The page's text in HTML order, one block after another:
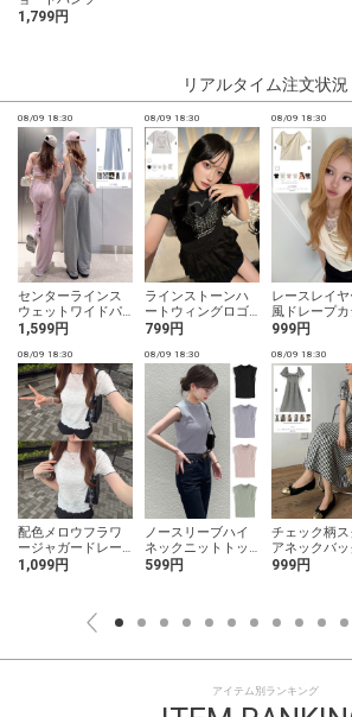
1,799円
リアルタイム注文状況
08/09 18:30
センターラインス
ウェットワイドパ
ンツ
1,599円
08/09 18:30
ラインストーンハ
ートウィングロゴT
シャツ
799円
08/09 18:30
レースレイヤ
風ドレープカ
クールトップ
999円
08/09 18:30
配色メロウフラワ
ージャガードレー
ストップス
1,099円
08/09 18:30
ノースリーブハイ
ネックニットトッ
プス
599円
08/09 18:30
チェック柄
アネックバッ
ボンワンピー
999円
アイテム別ランキング